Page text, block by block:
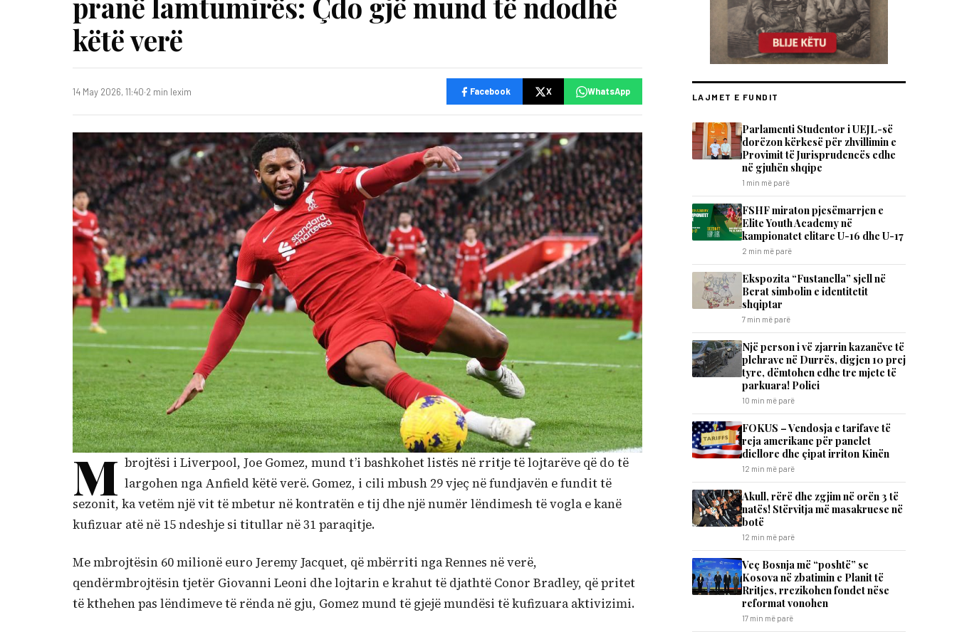
këtë verë
14 May 2026, 11:40·2 min lexim Facebook X WhatsApp
M brojtësi i Liverpool, Joe Gomez, mund t’i bashkohet listës në rritje të lojtarëve që do të
largohen nga Anfield këtë verë. Gomez, i cili mbush 29 vjeç në fundjavën e fundit të
sezonit, ka vetëm një vit të mbetur në kontratën e tij dhe një numër lëndimesh të vogla e kanë
kufizuar atë në 15 ndeshje si titullar në 31 paraqitje.
Me mbrojtësin 60 milionë euro Jeremy Jacquet, që mbërriti nga Rennes në verë,
qendërmbrojtësin tjetër Giovanni Leoni dhe lojtarin e krahut të djathtë Conor Bradley, që pritet
të kthehen pas lëndimeve të rënda në gju, Gomez mund të gjejë mundësi të kufizuara aktivizimi.
LAJMET E FUNDIT
Parlamenti Studentor i UEJL-së
dorëzon kërkesë për zhvillimin e
Provimit të Jurisprudencës edhe
në gjuhën shqipe
1 min më parë
FSHF miraton pjesëmarrjen e
Elite Youth Academy në
kampionatet elitare U-16 dhe U-17
2 min më parë
Ekspozita “Fustanella” sjell në
Berat simbolin e identitetit
shqiptar
7 min më parë
Një person i vë zjarrin kazanëve të
plehrave në Durrës, digjen 10 prej
tyre, dëmtohen edhe tre mjete të
parkuara! Polici
10 min më parë
FOKUS – Vendosja e tarifave të
reja amerikane për panelet
diellore dhe çipat irriton Kinën
12 min më parë
Akull, rërë dhe zgjim në orën 3 të
natës! Stërvitja më masakruese në
botë
12 min më parë
​Veç Bosnja më “poshtë” se
Kosova në zbatimin e Planit të
Rritjes, rrezikohen fondet nëse
reformat vonohen
17 min më parë